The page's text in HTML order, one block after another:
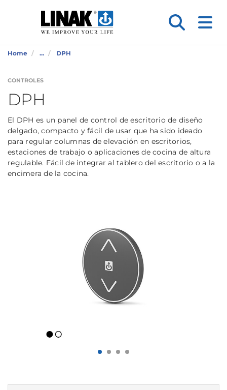
Home ... DPH
CONTROLES
DPH
El DPH es un panel de control de escritorio de diseño
delgado, compacto y fácil de usar que ha sido ideado
para regular columnas de elevación en escritorios,
estaciones de trabajo o aplicaciones de cocina de altura
regulable. Fácil de integrar al tablero del escritorio o a la
encimera de la cocina.